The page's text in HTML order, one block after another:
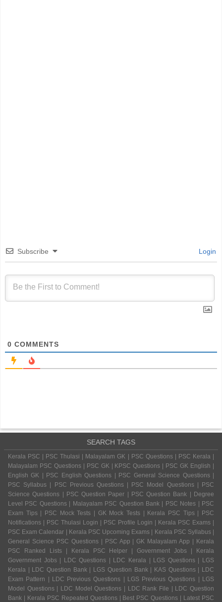
Subscribe Login
0 COMMENTS
SEARCH TAGS
Kerala PSC | PSC Thulasi | Malayalam GK | PSC Questions | PSC Kerala |
Malayalam PSC Questions | PSC GK | KPSC Questions | PSC GK English |
English GK | PSC English Questions | PSC General Science Questions |
PSC Syllabus | PSC Previous Questions | PSC Model Questions | PSC
Science Questions | PSC Question Paper | PSC Question Bank | Degree
Level PSC Questions | Malayalam PSC Question Bank | PSC Notes | PSC
Exam Tips | PSC Mock Tests | GK Mock Tests | Kerala PSC Tips | PSC
Notifications | PSC Thulasi Login | PSC Profile Login | Kerala PSC Exams |
PSC Exam Calendar | Kerala PSC Upcoming Exams | Kerala PSC Syllabus |
General Science PSC Questions | PSC App | GK Malayalam App | Kerala
PSC Ranked Lists | Kerala PSC Helper | Government Jobs | Kerala
Government Jobs | LDC Questions | LDC Kerala | LGS Questions | LGS
Kerala | LDC Question Bank | LGS Question Bank | KAS Questions | LDC
Exam Pattern | LDC Previous Questions | LGS Previous Questions | LGS
Model Questions | LDC Model Questions | LDC Rank File | LDC Question
Bank | Kerala PSC Repeated Questions | Best PSC Questions | Latest PSC